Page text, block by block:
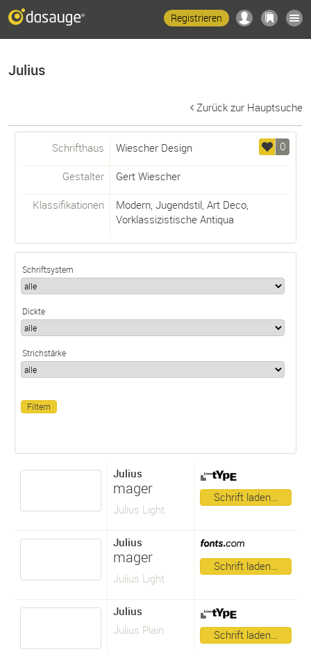
Registrieren
Julius
Zurück zur Hauptsuche
0
Schrifthaus Wiescher Design
Gestalter Gert Wiescher
Klassifikationen Modern, Jugendstil, Art Deco,
Vorklassizistische Antiqua
Schriftsystem
Dickte
Strichstärke
Julius
mager
Julius Light
Schrift laden…
Julius
mager
Julius Light
Schrift laden…
Julius
Julius Plain
Schrift laden…